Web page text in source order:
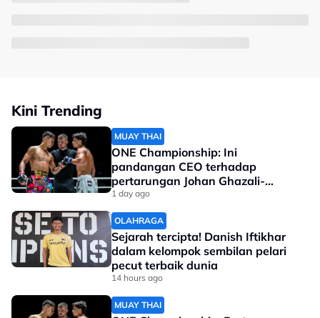
Kini Trending
MUAY THAI
ONE Championship: Ini
pandangan CEO terhadap
pertarungan Johan Ghazali-
Ramadan Ondash
1 day ago
OLAHRAGA
Sejarah tercipta! Danish Iftikhar
dalam kelompok sembilan pelari
pecut terbaik dunia
14 hours ago
MUAY THAI